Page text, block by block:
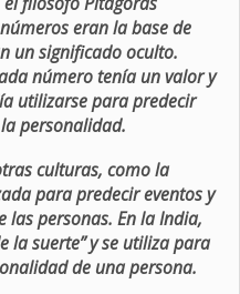
eran la base de
un significado oculto.
número tenía un valor y
utilizarse para predecir
personalidad.
culturas, como la
para predecir eventos y
personas. En la India,
la suerte” y se utiliza para
de una persona.